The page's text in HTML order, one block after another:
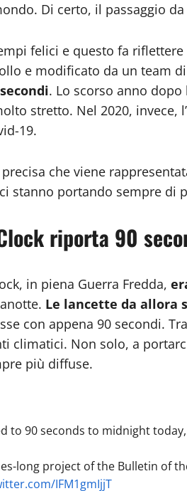
Di certo, il passaggio
felici e questo fa
e modificato da un team
. Lo scorso anno
stretto. Nel 2020,
19.
precisa che viene
stanno portando sempre di
riporta 90
in piena Guerra Fredda,
Le lancette da allora
con appena 90 secondi.
climatici. Non solo, a
più diffuse.
to 90 seconds to midnight
long project of the Bulletin of
IFM1gmIjjT